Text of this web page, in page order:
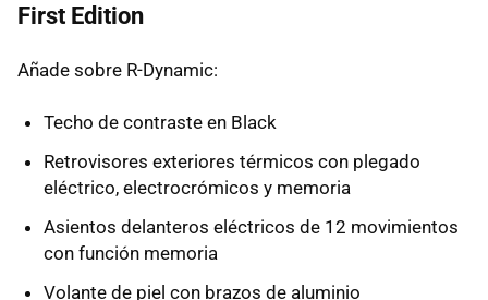
First Edition
Añade sobre R-Dynamic:
Techo de contraste en Black
Retrovisores exteriores térmicos con plegado
eléctrico, electrocrómicos y memoria
Asientos delanteros eléctricos de 12 movimientos
con función memoria
Volante de piel con brazos de aluminio